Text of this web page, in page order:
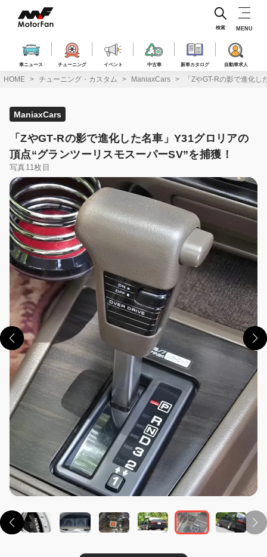
ス
車ニュース チューニング イベント 中古車 新車カタログ 自動車求人
検索 MENU
HOME チューニング・カスタム ManiaxCars 「ZやGT-Rの影で進化
ManiaxCars
「ZやGT-Rの影で進化した名車」Y31グロリアの
頂点“グランツーリスモスーパーSV”を捕獲！
写真11枚目
この画像の記事を読む